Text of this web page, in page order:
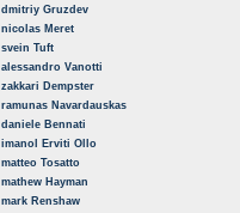
dmitriy Gruzdev
nicolas Meret
svein Tuft
alessandro Vanotti
zakkari Dempster
ramunas Navardauskas
daniele Bennati
imanol Erviti Ollo
matteo Tosatto
mathew Hayman
mark Renshaw